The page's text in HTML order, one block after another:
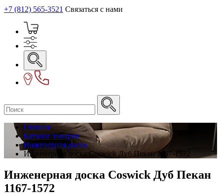
+7 (812) 565-3521 Связаться с нами
Главная
Каталог товаров
Инженерная доска
Инженерная доска Coswick Дуб Пекан 1167-1572
Инженерная доска Coswick Дуб Пекан
1167-1572